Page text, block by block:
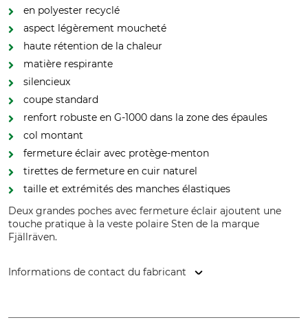
en polyester recyclé
aspect légèrement moucheté
haute rétention de la chaleur
matière respirante
silencieux
coupe standard
renfort robuste en G-1000 dans la zone des épaules
col montant
fermeture éclair avec protège-menton
tirettes de fermeture en cuir naturel
taille et extrémités des manches élastiques
Deux grandes poches avec fermeture éclair ajoutent une
touche pratique à la veste polaire Sten de la marque
Fjällräven.
Informations de contact du fabricant
Sweden, www.fjallraven.com